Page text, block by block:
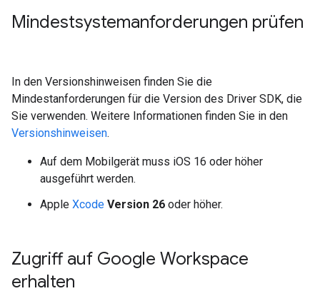
Mindestsystemanforderungen prüfen
In den Versionshinweisen finden Sie die
Mindestanforderungen für die Version des Driver SDK, die
Sie verwenden. Weitere Informationen finden Sie in den
Versionshinweisen.
Auf dem Mobilgerät muss iOS 16 oder höher
ausgeführt werden.
Apple Xcode Version 26 oder höher.
Zugriff auf Google Workspace
erhalten